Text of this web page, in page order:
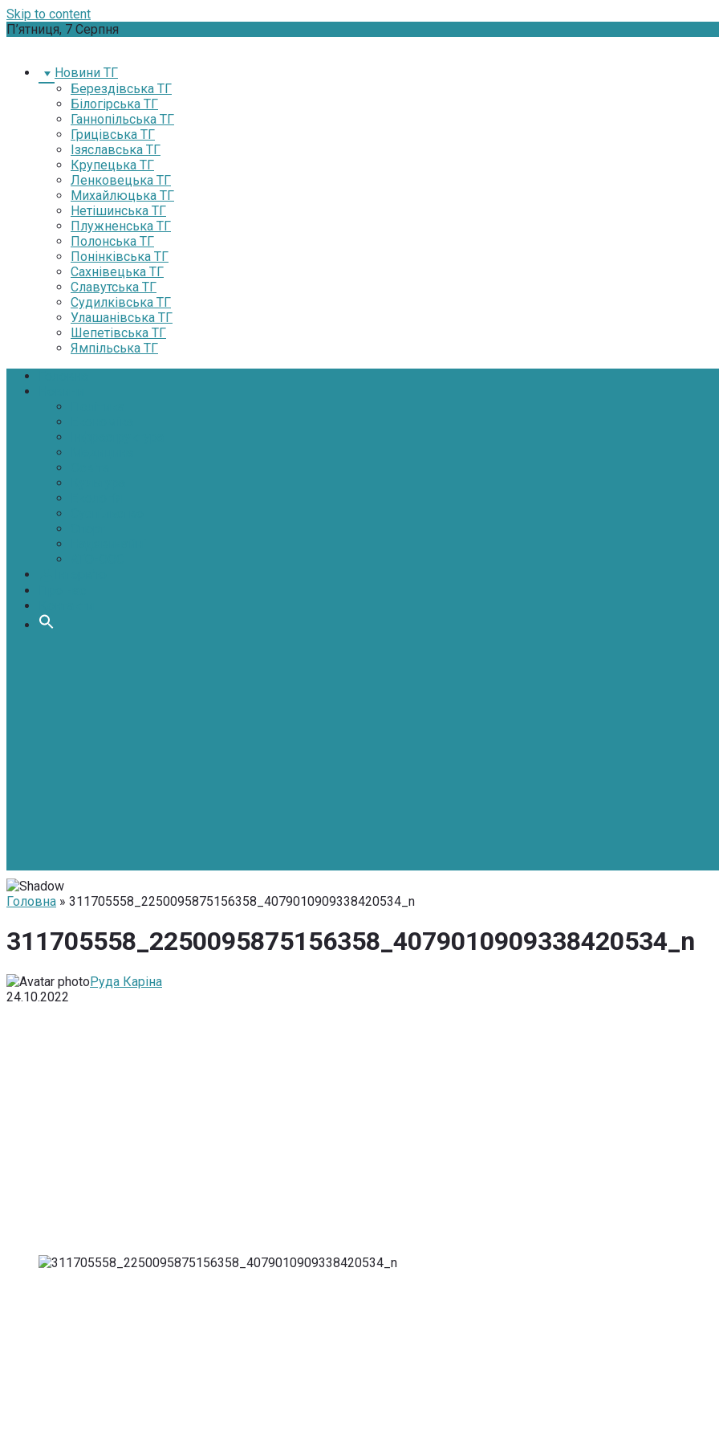
Skip to content
П’ятниця, 7 Серпня
Новини ТГ
Берездівська ТГ
Білогірська ТГ
Ганнопільська ТГ
Грицівська ТГ
Ізяславська ТГ
Крупецька ТГ
Ленковецька ТГ
Михайлюцька ТГ
Нетішинська ТГ
Плужненська ТГ
Полонська ТГ
Понінківська ТГ
Сахнівецька ТГ
Славутська ТГ
Судилківська ТГ
Улашанівська ТГ
Шепетівська ТГ
Ямпільська ТГ
Головна » 311705558_2250095875156358_4079010909338420534_n
311705558_2250095875156358_4079010909338420534_n
Руда Каріна
24.10.2022